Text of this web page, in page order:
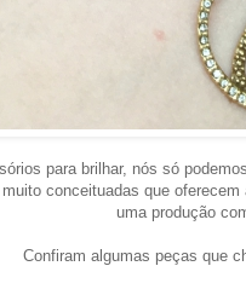
para brilhar, nós só
conceituadas que
uma produção
Confiram algumas peças que